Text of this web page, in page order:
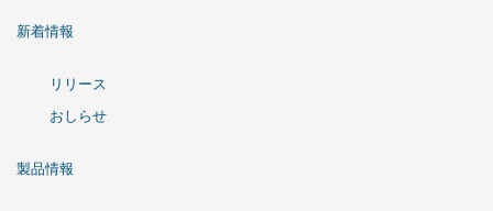
新着情報
リリース
おしらせ
製品情報